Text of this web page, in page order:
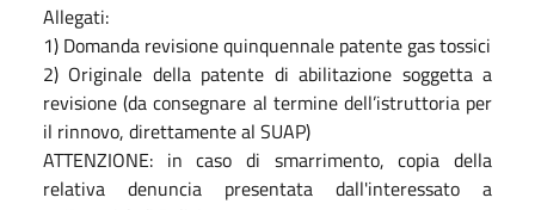
Allegati:
1) Domanda revisione quinquennale patente gas tossici
2) Originale della patente di abilitazione soggetta a
revisione (da consegnare al termine dell’istruttoria per
il rinnovo, direttamente al SUAP)
ATTENZIONE: in caso di smarrimento, copia della
relativa denuncia presentata dall'interessato a